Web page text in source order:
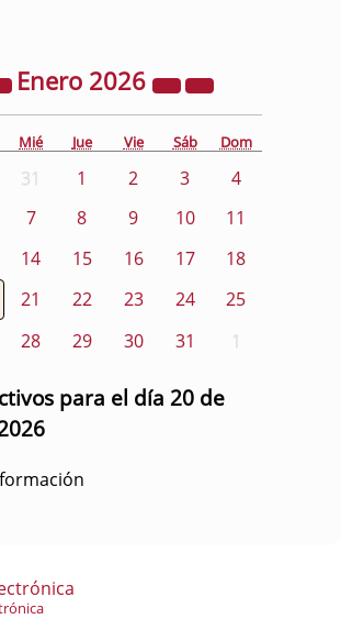
Enero 2026
Mié Jue Vie Sáb Dom
31 1 2 3
4
7 8 9 10
11
14 15 16 17
18
21 22 23 24
25
28 29 30 31 1
para el día 20 de